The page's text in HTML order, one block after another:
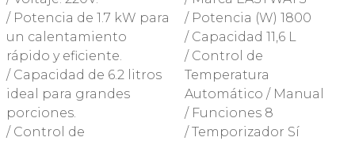
/ Potencia de 1.7 kW para
un calentamiento
rápido y eficiente.
/ Capacidad de 6.2 litros
ideal para grandes
porciones.
/ Control de
/ Potencia (W) 1800
/ Capacidad 11,6 L
/ Control de
Temperatura
Automático / Manual
/ Funciones 8
/ Temporizador Sí